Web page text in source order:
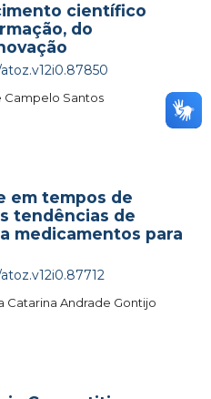
científico
do
Campelo Santos
em tempos de
tendências de
medicamentos para
Catarina Andrade Gontijo